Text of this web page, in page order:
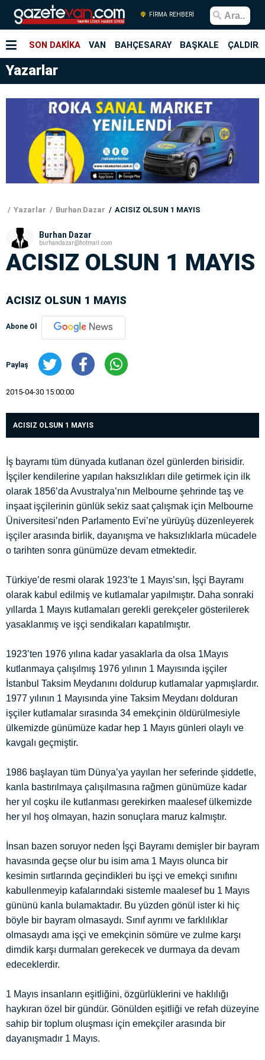
FİRMA REHBERİ
SON DAKİKA VAN BAHÇESARAY BAŞKALE
Yazarlar
Yazarlar Burhan Dazar ACISIZ OLSUN 1 MAYIS
Burhan Dazar
burhandazar@hotmail.com
ACISIZ OLSUN 1 MAYIS
ACISIZ OLSUN 1 MAYIS
Abone Ol
Paylaş
2015-04-30 15:00:00
ACISIZ OLSUN 1 MAYIS
İş bayramı tüm dünyada kutlanan özel günlerden birisidir.
İşçiler kendilerine yapılan haksızlıkları dile getirmek için ilk
olarak 1856’da Avustralya’nın Melbourne şehrinde taş ve
inşaat işçilerinin günlük sekiz saat çalışmak için Melbourne
Üniversitesi’nden Parlamento Evi’ne yürüyüş düzenleyerek
işçiler arasında birlik, dayanışma ve haksızlıklarla mücadele
o tarihten sonra günümüze devam etmektedir.
Türkiye’de resmi olarak 1923’te 1 Mayıs’sın, İşçi Bayramı
olarak kabul edilmiş ve kutlamalar yapılmıştır. Daha sonraki
yıllarda 1 Mayıs kutlamaları gerekli gerekçeler gösterilerek
yasaklanmış ve işçi sendikaları kapatılmıştır.
1923’ten 1976 yılına kadar yasaklarla da olsa 1Mayıs
kutlanmaya çalışılmış 1976 yılının 1 Mayısında işçiler
İstanbul Taksim Meydanını doldurup kutlamalar yapmışlardır.
1977 yılının 1 Mayısında yine Taksim Meydanı dolduran
işçiler kutlamalar sırasında 34 emekçinin öldürülmesiyle
ülkemizde günümüze kadar hep 1 Mayıs günleri olaylı ve
kavgalı geçmiştir.
1986 başlayan tüm Dünya’ya yayılan her seferinde şiddetle,
kanla bastırılmaya çalışılmasına rağmen günümüze kadar
her yıl coşku ile kutlanması gerekirken maalesef ülkemizde
her yıl hoş olmayan, hazin sonuçlara maruz kalmıştır.
İnsan bazen soruyor neden İşçi Bayramı demişler bir bayram
havasında geçse olur bu isim ama 1 Mayıs olunca bir
kesimin sırtlarında geçindikleri bu işçi ve emekçi sınıfını
kabullenmeyip kafalarındaki sistemle maalesef bu 1 Mayıs
gününü kanla bulamaktadır. Bu yüzden gönül ister ki hiç
böyle bir bayram olmasaydı. Sınıf ayrımı ve farklılıklar
olmasaydı ama işçi ve emekçinin sömüre ve zulme karşı
dimdik karşı durmaları gerekecek ve durmaya da devam
edeceklerdir.
1 Mayıs insanların eşitliğini, özgürlüklerini ve haklılığı
haykıran özel bir gündür. Gönülden eşitliği ve refah düzeyine
sahip bir toplum oluşması için emekçiler arasında bir
dayanışmadır 1 Mayıs.